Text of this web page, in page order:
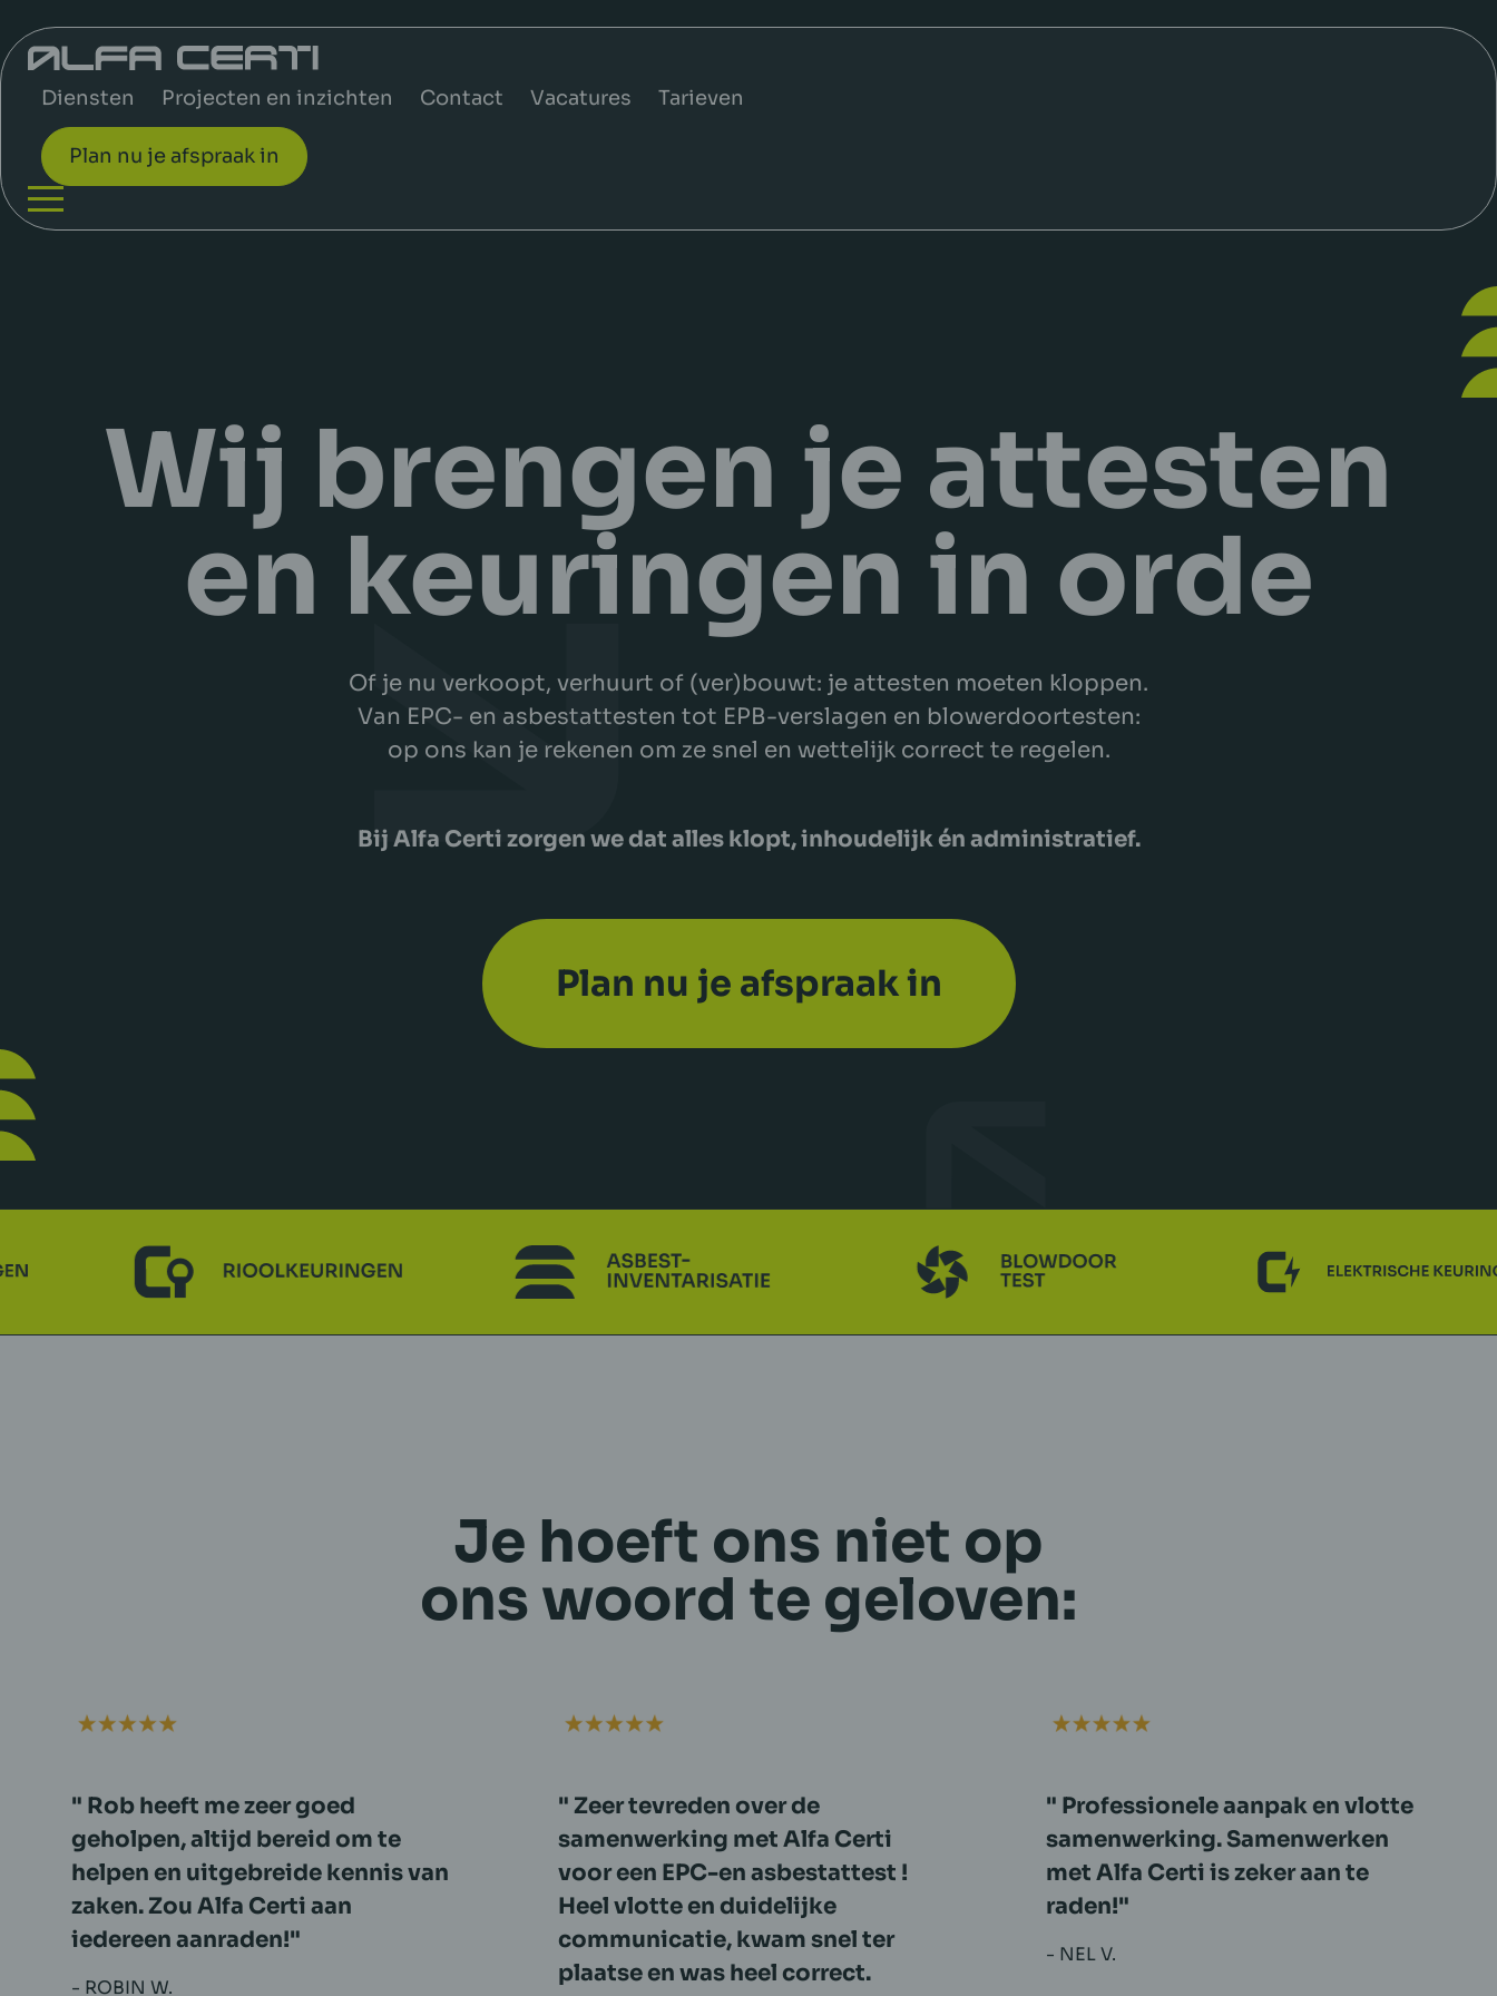
Diensten Projecten en inzichten Contact Vacatures Tarieven
Plan nu je afspraak in
Wij brengen je attesten
en keuringen in orde
Of je nu verkoopt, verhuurt of (ver)bouwt: je attesten moeten kloppen.
Van EPC- en asbestattesten tot EPB-verslagen en blowerdoortesten:
op ons kan je rekenen om ze snel en wettelijk correct te regelen.
Bij Alfa Certi zorgen we dat alles klopt, inhoudelijk én administratief.
Plan nu je afspraak in
Je hoeft ons niet op
ons woord te geloven:
Zeer professionele aanpak en
zeer vlotte afhandeling.
- MARC B.
De communicatie met Tom was
duidelijk en professioneel. De
afspraak was vlot geregeld en
het EPC- & asbestattest snel en
correct opgeleverd. Zeer handig
dat dit allemaal in 1 afspraak kon
Hele snelle en vriendelijke
service van Tom, met goed
advies over mogelijke ingrepen
om het EPC te kunnen
verbeteren.